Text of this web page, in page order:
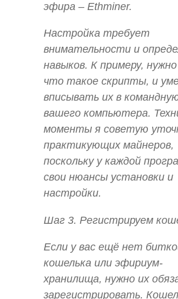
эфира – Ethminer.
Настройка требует
внимательности и
навыков. К примеру,
что такое скрипты, и
вписывать их в
вашего компьютера.
моменты я советую
практикующих майнеров,
поскольку у каждой
свои нюансы установки и
настройки.
Шаг 3. Регистрируем
Если у вас ещё нет
кошелька или эфириум-
хранилища, нужно их
зарегистрировать.